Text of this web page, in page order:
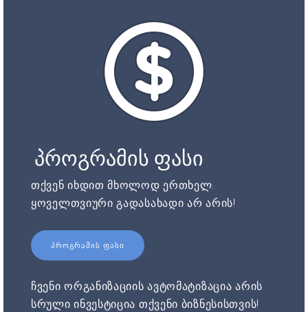
პროგრამის ფასი
თქვენ იხდით მხოლოდ ერთხელ.
ყოველთვიური გადასახადი არ არის!
ᲞᲠᲝᲒᲠᲐᲛᲘᲡ ᲤᲐᲡᲘ
ჩვენი ორგანიზაციის ავტომატიზაცია არის
სრული ინვესტიცია თქვენი ბიზნესისთვის!